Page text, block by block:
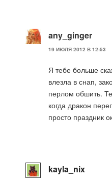
any_ginger
19 ИЮЛЯ 2012 В 12:53
Я тебе больше
влезла в снап,
перлом обшить.
когда дракон
просто праздник
kayla_nix